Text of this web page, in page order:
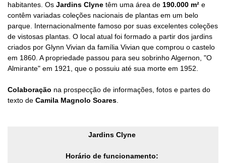
habitantes. Os Jardins Clyne têm uma área de 190.000 m² e
contêm variadas coleções nacionais de plantas em um belo
parque. Internacionalmente famoso por suas excelentes coleções
de vistosas plantas O local atual foi formado a partir dos jardins
criados por Glynn Vivian da família Vivian que comprou o castelo
em 1860. A propriedade passou para seu sobrinho Algernon, "O
Almirante" em 1921, que o possuiu até sua morte em 1952.
Colaboração na prospecção de informações, fotos e partes do
texto de Camila Magnolo Soares
Jardins Clyne
Horário de funcionamento: